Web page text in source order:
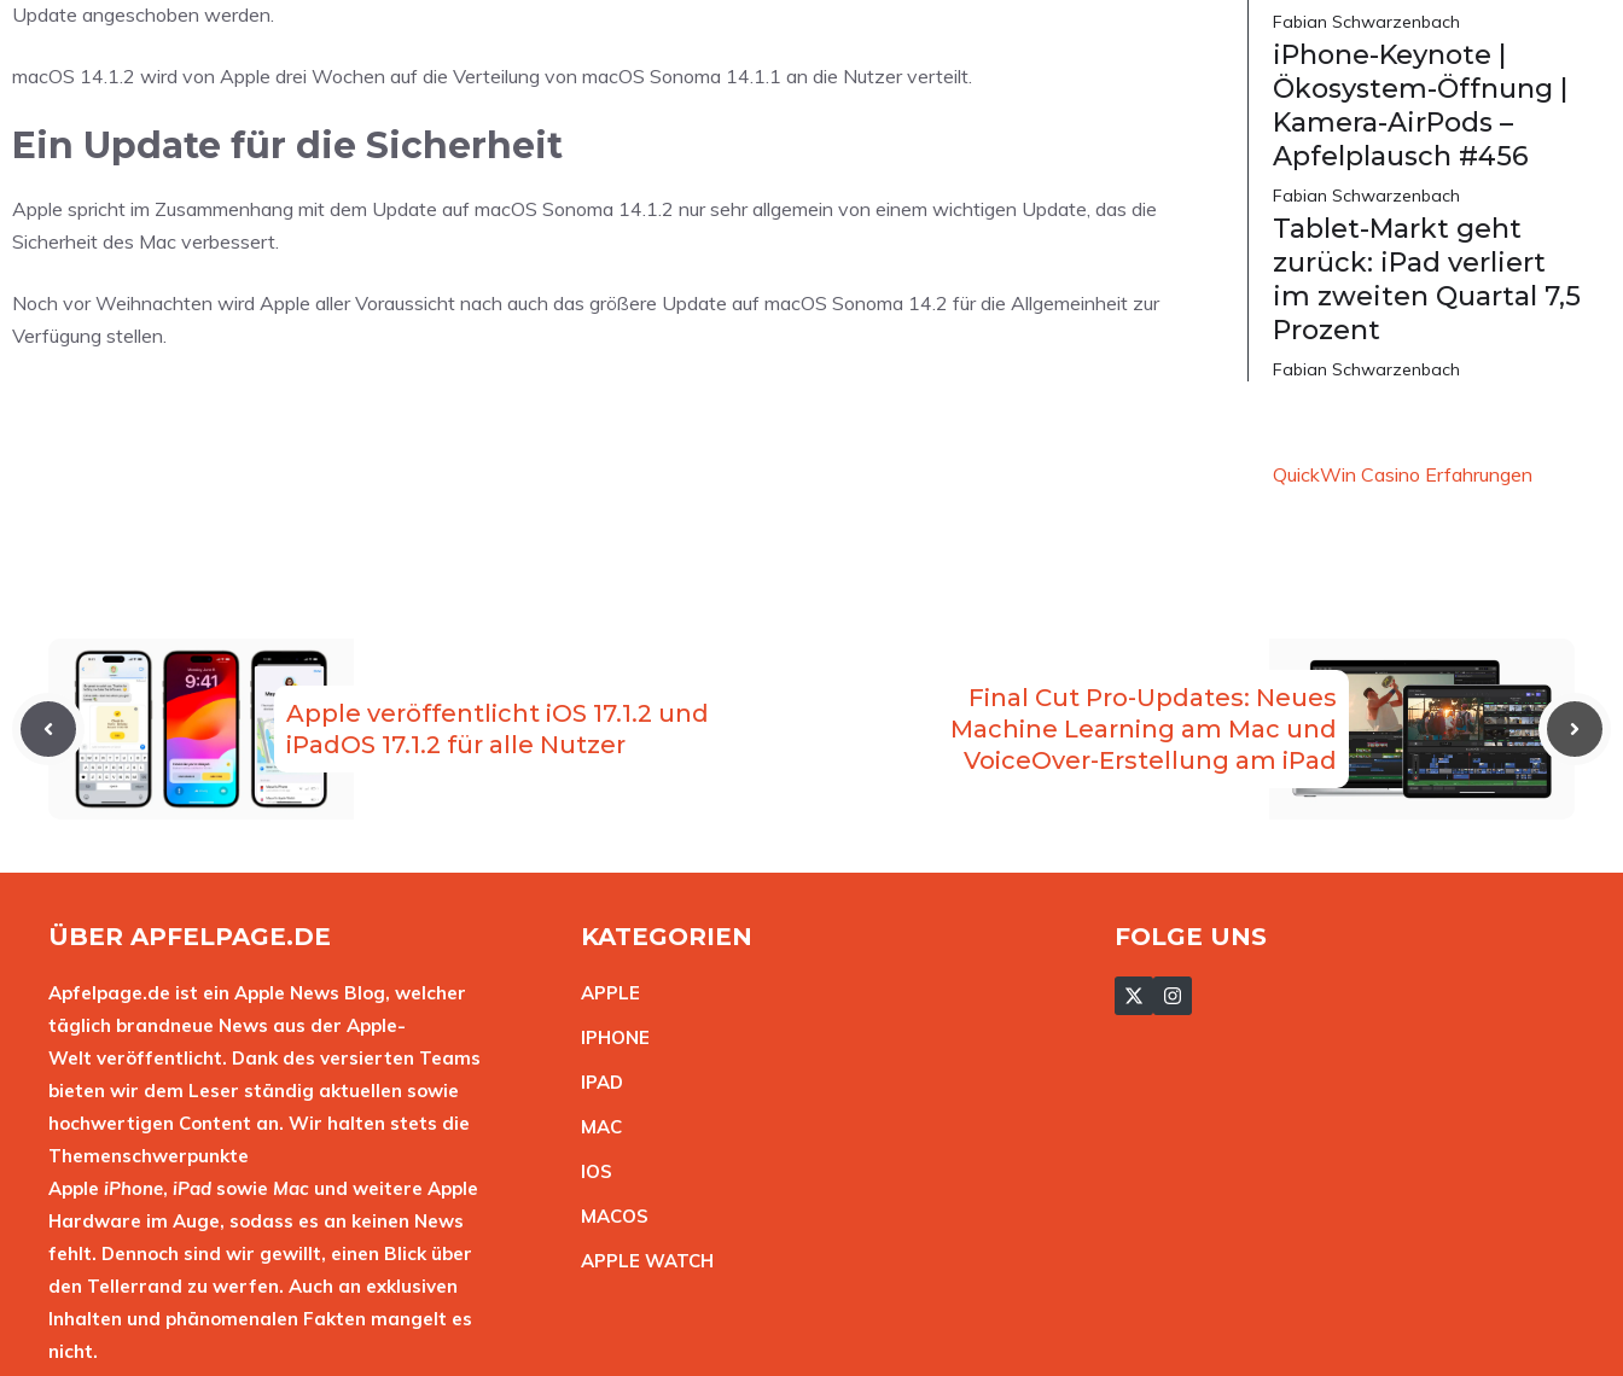
Update angeschoben werden.
macOS 14.1.2 wird von Apple drei Wochen auf die Verteilung von macOS Sonoma 14.1.1 an die Nutzer verteilt.
Ein Update für die Sicherheit
Apple spricht im Zusammenhang mit dem Update auf macOS Sonoma 14.1.2 nur sehr allgemein von einem wichtigen Update, das die
Sicherheit des Mac verbessert.
Noch vor Weihnachten wird Apple aller Voraussicht nach auch das größere Update auf macOS Sonoma 14.2 für die Allgemeinheit zur
Verfügung stellen.
Fabian Schwarzenbach
iPhone-Keynote |
Ökosystem-Öffnung |
Kamera-AirPods –
Apfelplausch #456
Fabian Schwarzenbach
Tablet-Markt geht
zurück: iPad verliert
im zweiten Quartal 7,5
Prozent
Fabian Schwarzenbach
QuickWin Casino Erfahrungen
Apple veröffentlicht iOS 17.1.2 und
iPadOS 17.1.2 für alle Nutzer
Final Cut Pro-Updates: Neues
Machine Learning am Mac und
VoiceOver-Erstellung am iPad
ÜBER APFELPAGE.DE
Apfelpage.de ist ein Apple News Blog, welcher
täglich brandneue News aus der Apple-
Welt veröffentlicht. Dank des versierten Teams
bieten wir dem Leser ständig aktuellen sowie
hochwertigen Content an. Wir halten stets die
Themenschwerpunkte
Apple iPhone, iPad sowie Mac und weitere Apple
Hardware im Auge, sodass es an keinen News
fehlt. Dennoch sind wir gewillt, einen Blick über
den Tellerrand zu werfen. Auch an exklusiven
Inhalten und phänomenalen Fakten mangelt es
nicht.
KATEGORIEN
APPLE
IPHONE
IPAD
MAC
IOS
MACOS
APPLE WATCH
FOLGE UNS